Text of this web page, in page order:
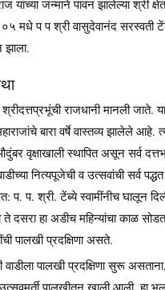
यांच्या जन्माने पावन झालेल्या श्री
प प श्री वासुदेवानंद सरस्वती टेंबे
झाला.
श्रीदत्तप्रभूंची राजधानी मानली जाते.
बारा वर्षे वास्तव्य झालेले आहे.
वृक्षाखाली स्थापित असून सर्व
नित्यपूजेची व उत्सवांची सर्व
प. प. श्री. टेंब्ये स्वामींनीच घालून
ते दसरा हा अडीच महिन्यांचा काळ
पालखी प्रदक्षिणा असते.
पालखी प्रदक्षिणा सुरू